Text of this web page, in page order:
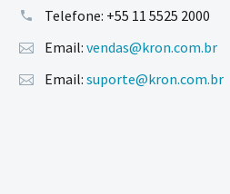
Telefone: +55 11 5525 2000
Email: vendas@kron.com.br
Email: suporte@kron.com.br